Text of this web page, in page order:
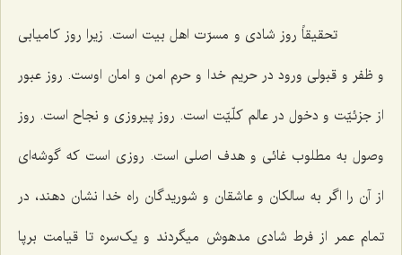
تحقیقاً روز شادی و مسرّت اهل بیت است. زیرا روز کامیابی
و ظفر و قبولی ورود در حریم خدا و حرم امن و امان اوست. روز عبور
از جزئیّت و دخول در عالم کلّیّت است. روز پیروزی و نجاح است. روز
وصول به مطلوب غائی و هدف اصلی است. روزی است که گوشه‌ای
از آن را اگر به سالکان و عاشقان و شوریدگان راه خدا نشان دهند، در
تمام عمر از فرط شادی مدهوش میگردند و یک‌سره تا قیامت برپا